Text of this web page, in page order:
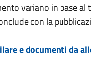
variano in base
con la
e documenti da